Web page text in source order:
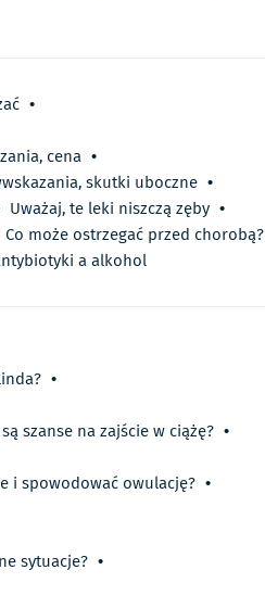
•
cena •
skutki uboczne •
Uważaj, te leki niszczą zęby •
Co może ostrzegać przed chorobą?
a alkohol
•
szanse na zajście w ciążę? •
i spowodować owulację? •
sytuacje? •